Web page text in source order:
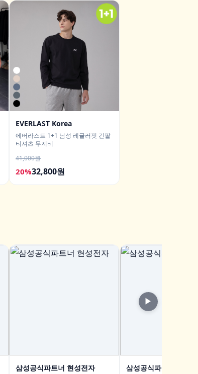
EVERLAST Korea
에버라스트 1+1 남성 레귤러핏 긴팔
티셔츠 무지티
41,000원
20%32,800원
삼성공식파트너 현성전자 삼성공식파트너 씨앤
▶